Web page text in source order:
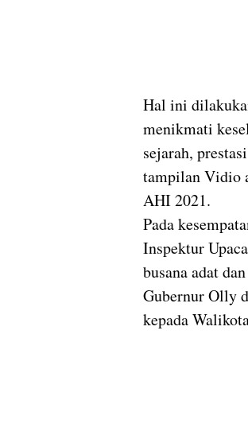
Hal ini
menikmati
sejarah,
tampilan Vidio
AHI 2021.
Pada
Inspektur
busana adat
Gubernur Olly
kepada